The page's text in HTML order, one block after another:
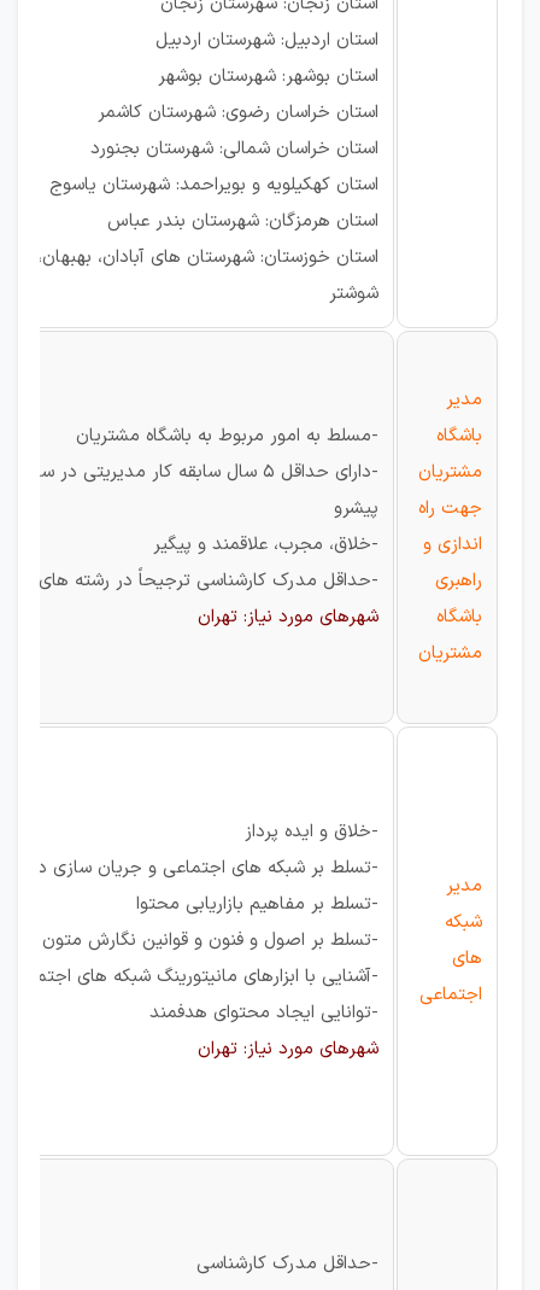
استان اردبیل: شهرستان اردبیل
استان بوشهر: شهرستان بوشهر
استان خراسان رضوی: شهرستان کاشمر
استان خراسان شمالی: شهرستان بجنورد
استان کهکیلویه و بویراحمد: شهرستان یاسوج
استان هرمزگان: شهرستان بندر عباس
استان خوزستان: شهرستان های آبادان، بهبهان،
شوشتر
مدیر
باشگاه
مشتریان
جهت راه
اندازی و
راهبری
باشگاه
مشتریان
-مسلط به امور مربوط به باشگاه مشتریان
-دارای حداقل 5 سال سابقه کار مدیریتی در
پیشرو
-خلاق، مجرب، علاقمند و پیگیر
-حداقل مدرک کارشناسی ترجیحاً در رشته های
شهرهای مورد نیاز: تهران
مدیر
شبکه
های
اجتماعی
-خلاق و ایده پرداز
-تسلط بر شبکه های اجتماعی و جریان سازی در
-تسلط بر مفاهیم بازاریابی محتوا
-تسلط بر اصول و فنون و قوانین نگارش متون
-آشنایی با ابزارهای مانیتورینگ شبکه های اجتماعی
-توانایی ایجاد محتوای هدفمند
شهرهای مورد نیاز: تهران
-حداقل مدرک کارشناسی